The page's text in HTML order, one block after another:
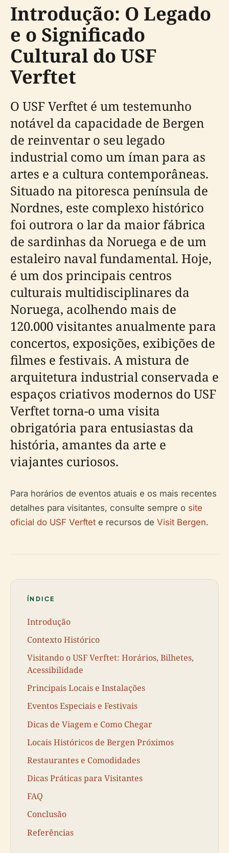
Introdução: O Legado
e o Significado
Cultural do USF
Verftet
O USF Verftet é um testemunho
notável da capacidade de Bergen
de reinventar o seu legado
industrial como um íman para as
artes e a cultura contemporâneas.
Situado na pitoresca península de
Nordnes, este complexo histórico
foi outrora o lar da maior fábrica
de sardinhas da Noruega e de um
estaleiro naval fundamental. Hoje,
é um dos principais centros
culturais multidisciplinares da
Noruega, acolhendo mais de
120.000 visitantes anualmente para
concertos, exposições, exibições de
filmes e festivais. A mistura de
arquitetura industrial conservada e
espaços criativos modernos do USF
Verftet torna-o uma visita
obrigatória para entusiastas da
história, amantes da arte e
viajantes curiosos.
Para horários de eventos atuais e os mais recentes
detalhes para visitantes, consulte sempre o site
oficial do USF Verftet e recursos de Visit Bergen.
ÍNDICE
Introdução
Contexto Histórico
Visitando o USF Verftet: Horários, Bilhetes,
Acessibilidade
Principais Locais e Instalações
Eventos Especiais e Festivais
Dicas de Viagem e Como Chegar
Locais Históricos de Bergen Próximos
Restaurantes e Comodidades
Dicas Práticas para Visitantes
FAQ
Conclusão
Referências